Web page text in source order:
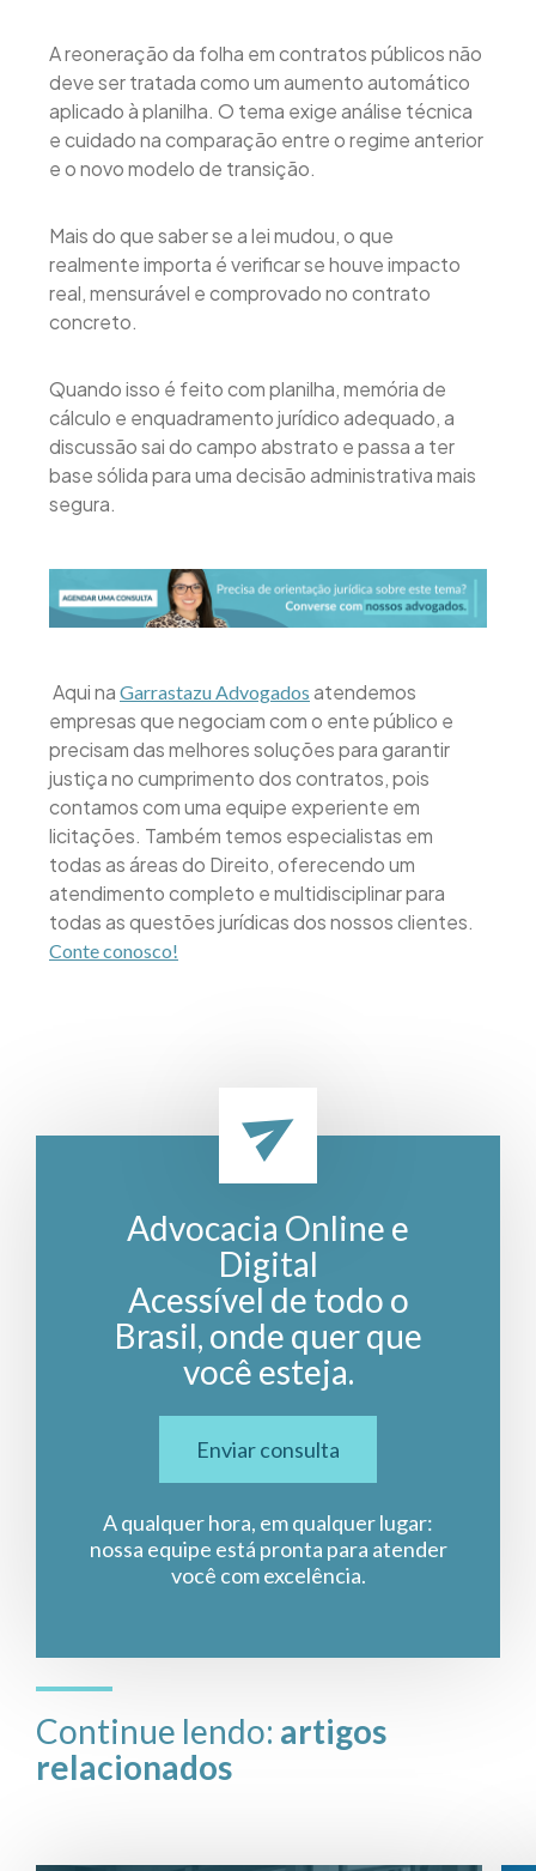
A reoneração da folha em contratos públicos não
deve ser tratada como um aumento automático
aplicado à planilha. O tema exige análise técnica
e cuidado na comparação entre o regime anterior
e o novo modelo de transição.
Mais do que saber se a lei mudou, o que
realmente importa é verificar se houve impacto
real, mensurável e comprovado no contrato
concreto.
Quando isso é feito com planilha, memória de
cálculo e enquadramento jurídico adequado, a
discussão sai do campo abstrato e passa a ter
base sólida para uma decisão administrativa mais
segura.
Aqui na Garrastazu Advogados atendemos
empresas que negociam com o ente público e
precisam das melhores soluções para garantir
justiça no cumprimento dos contratos, pois
contamos com uma equipe experiente em
licitações. Também temos especialistas em
todas as áreas do Direito, oferecendo um
atendimento completo e multidisciplinar para
todas as questões jurídicas dos nossos clientes.
Conte conosco!
Advocacia Online e
Digital
Acessível de todo o
Brasil, onde quer que
você esteja.
Enviar consulta
A qualquer hora, em qualquer lugar:
nossa equipe está pronta para atender
você com excelência.
Continue lendo: artigos
relacionados